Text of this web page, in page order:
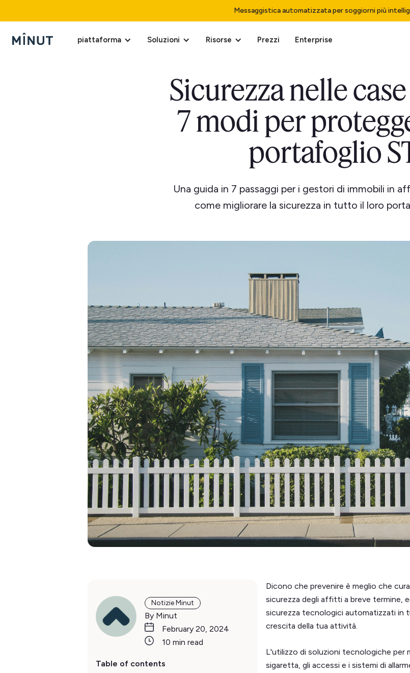
Messaggistica automatizzata per soggiorni più
piattaforma Soluzioni Risorse Prezzi Enterprise
Sicurezza nelle
7 modi per
portafoglio
Una guida in 7 passaggi per i gestori di immobili in
come migliorare la sicurezza in tutto il loro
Notizie Minut
By Minut
February 20, 2024
10 min read
Table of contents
Dicono che prevenire è meglio che
sicurezza degli affitti a breve termine,
sicurezza tecnologici automatizzati
crescita della tua attività.
L'utilizzo di soluzioni tecnologiche per
sigaretta, gli accessi e i sistemi di